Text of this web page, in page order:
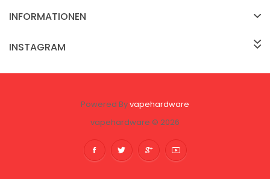
INFORMATIONEN
INSTAGRAM
Powered Byvapehardware
vapehardware © 2026